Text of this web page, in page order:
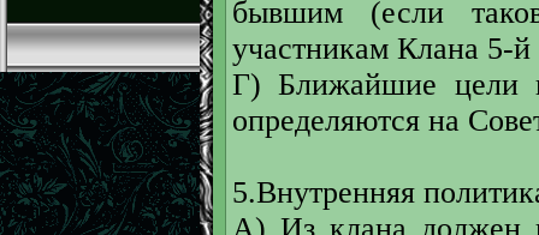
бывшим (если
участникам Клана 5-й
Г) Ближайшие цели
определяются на
5.Внутренняя